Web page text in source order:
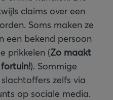
claims over een
Soms maken ze
een bekend persoon
prikkelen (Zo maakt
). Sommige
zelfs via
op sociale media.